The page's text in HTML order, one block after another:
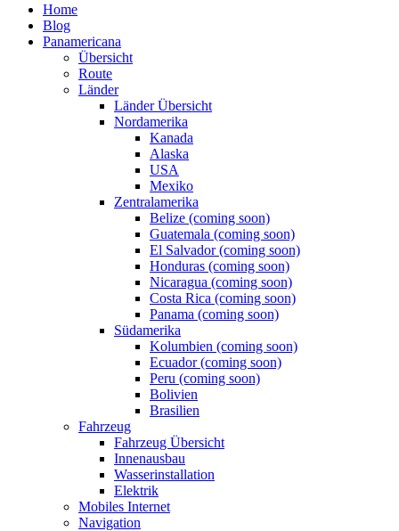
Home
Blog
Panamericana
Übersicht
Route
Länder
Länder Übersicht
Nordamerika
Kanada
Alaska
USA
Mexiko
Zentralamerika
Belize (coming soon)
Guatemala (coming soon)
El Salvador (coming soon)
Honduras (coming soon)
Nicaragua (coming soon)
Costa Rica (coming soon)
Panama (coming soon)
Südamerika
Kolumbien (coming soon)
Ecuador (coming soon)
Peru (coming soon)
Bolivien
Brasilien
Fahrzeug
Fahrzeug Übersicht
Innenausbau
Wasserinstallation
Elektrik
Mobiles Internet
Navigation